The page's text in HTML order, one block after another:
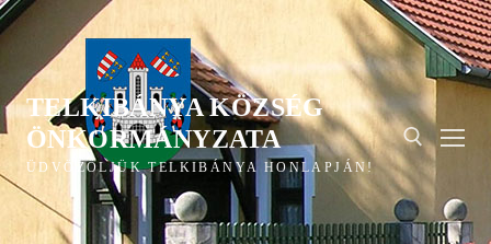
Ugrás
a
tartalomra
TELKIBÁNYA KÖZSÉG
ÖNKORMÁNYZATA
ÜDVÖZÖLJÜK TELKIBÁNYA HONLAPJÁN!
Keresése: